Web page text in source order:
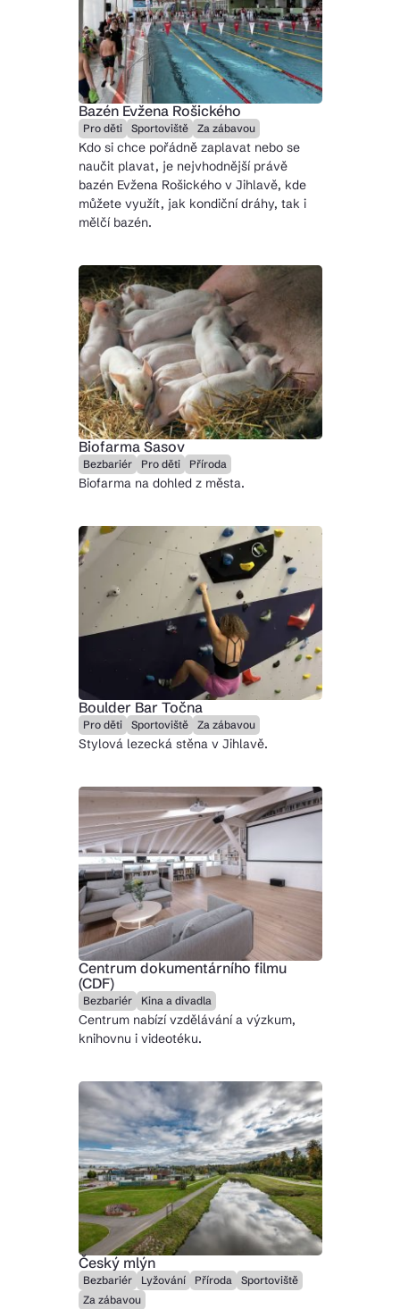
Bazén Evžena Rošického
Pro děti Sportoviště Za zábavou
Kdo si chce pořádně zaplavat nebo se
naučit plavat, je nejvhodnější právě
bazén Evžena Rošického v Jihlavě, kde
můžete využít, jak kondiční dráhy, tak i
mělčí bazén.
Biofarma Sasov
Bezbariér Pro děti Příroda
Biofarma na dohled z města.
Boulder Bar Točna
Pro děti Sportoviště Za zábavou
Stylová lezecká stěna v Jihlavě.
Centrum dokumentárního filmu
(CDF)
Bezbariér Kina a divadla
Centrum nabízí vzdělávání a výzkum,
knihovnu i videotéku.
Český mlýn
Bezbariér Lyžování Příroda
Sportoviště
Za zábavou